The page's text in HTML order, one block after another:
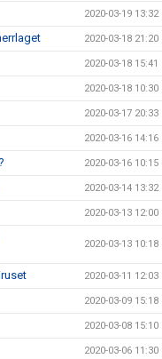
2020-03-19 13:32
2020-03-18 21:20
2020-03-18 15:41
2020-03-18 10:30
2020-03-17 20:33
2020-03-16 14:16
2020-03-16 10:15
2020-03-14 13:32
2020-03-13 12:00
2020-03-13 10:18
2020-03-11 12:03
2020-03-09 15:18
2020-03-08 15:10
2020-03-06 11:30